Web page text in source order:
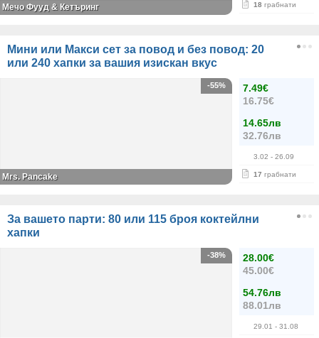
18 грабнати
Мечо Фууд & Кетъринг
Мини или Макси сет за повод и без повод: 20
или 240 хапки за вашия изискан вкус
7.49€
16.75€
14.65лв
32.76лв
3.02 - 26.09
17 грабнати
-55%
Mrs. Pancake
За вашето парти: 80 или 115 броя коктейлни
хапки
28.00€
45.00€
54.76лв
88.01лв
29.01 - 31.08
-38%